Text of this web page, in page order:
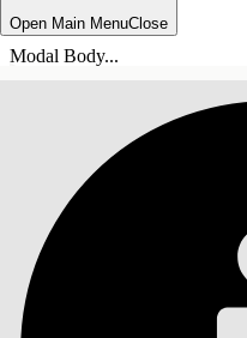
Open Main MenuClose
Modal Body...
INHOUDSOPGAVE